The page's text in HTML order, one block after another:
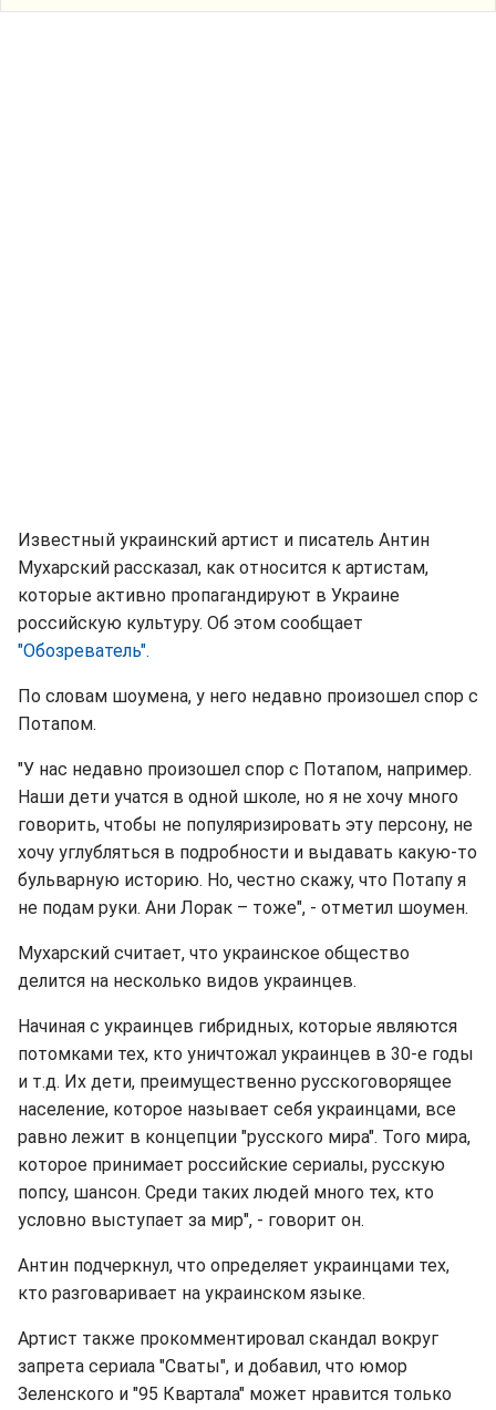
Известный украинский артист и писатель Антин
Мухарский рассказал, как относится к артистам,
которые активно пропагандируют в Украине
российскую культуру. Об этом сообщает
"Обозреватель".
По словам шоумена, у него недавно произошел спор с
Потапом.
"У нас недавно произошел спор с Потапом, например.
Наши дети учатся в одной школе, но я не хочу много
говорить, чтобы не популяризировать эту персону, не
хочу углубляться в подробности и выдавать какую-то
бульварную историю. Но, честно скажу, что Потапу я
не подам руки. Ани Лорак – тоже", - отметил шоумен.
Мухарский считает, что украинское общество
делится на несколько видов украинцев.
Начиная с украинцев гибридных, которые являются
потомками тех, кто уничтожал украинцев в 30-е годы
и т.д. Их дети, преимущественно русскоговорящее
население, которое называет себя украинцами, все
равно лежит в концепции "русского мира". Того мира,
которое принимает российские сериалы, русскую
попсу, шансон. Среди таких людей много тех, кто
условно выступает за мир", - говорит он.
Антин подчеркнул, что определяет украинцами тех,
кто разговаривает на украинском языке.
Артист также прокомментировал скандал вокруг
запрета сериала "Сваты", и добавил, что юмор
Зеленского и "95 Квартала" может нравится только